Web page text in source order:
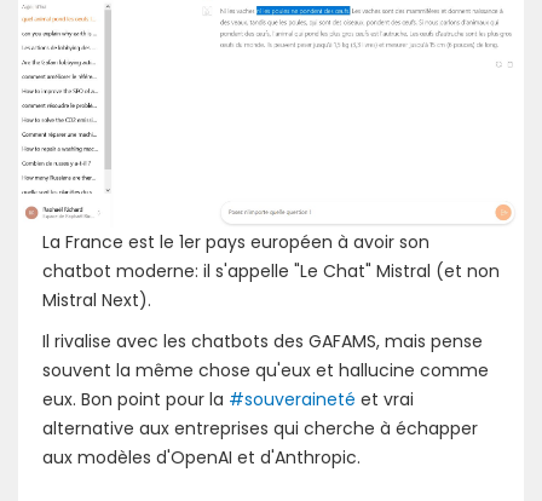
La France est le 1er pays européen à avoir son
chatbot moderne: il s'appelle "Le Chat" Mistral (et non
Mistral Next).
Il rivalise avec les chatbots des GAFAMS, mais pense
souvent la même chose qu'eux et hallucine comme
eux. Bon point pour la #souveraineté et vrai
alternative aux entreprises qui cherche à échapper
aux modèles d'OpenAI et d'Anthropic.